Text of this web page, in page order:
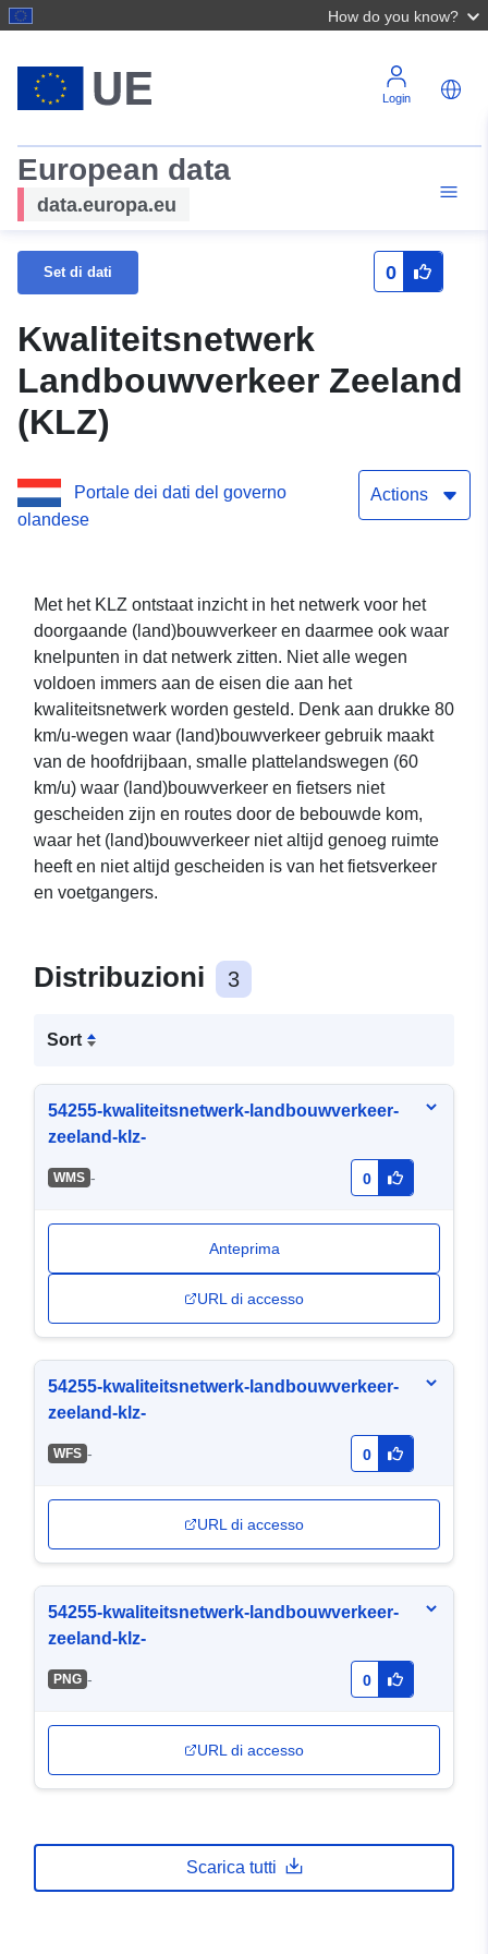
How do you know?
Login
European data
data.europa.eu
Set di dati 0
Kwaliteitsnetwerk
Landbouwverkeer Zeeland
(KLZ)
Portale dei dati del governo
olandese
Actions
Met het KLZ ontstaat inzicht in het netwerk voor het
doorgaande (land)bouwverkeer en daarmee ook waar
knelpunten in dat netwerk zitten. Niet alle wegen
voldoen immers aan de eisen die aan het
kwaliteitsnetwerk worden gesteld. Denk aan drukke 80
km/u-wegen waar (land)bouwverkeer gebruik maakt
van de hoofdrijbaan, smalle plattelandswegen (60
km/u) waar (land)bouwverkeer en fietsers niet
gescheiden zijn en routes door de bebouwde kom,
waar het (land)bouwverkeer niet altijd genoeg ruimte
heeft en niet altijd gescheiden is van het fietsverkeer
en voetgangers.
Distribuzioni 3
Sort
54255-kwaliteitsnetwerk-landbouwverkeer-
zeeland-klz-
WMS - 0
Anteprima
URL di accesso
54255-kwaliteitsnetwerk-landbouwverkeer-
zeeland-klz-
WFS - 0
URL di accesso
54255-kwaliteitsnetwerk-landbouwverkeer-
zeeland-klz-
PNG - 0
URL di accesso
Scarica tutti